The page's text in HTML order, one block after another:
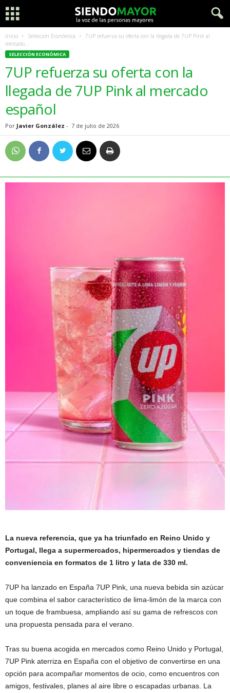
Inicio Selección Económica
7UP refuerza su oferta con la llegada de 7UP Pink al
mercado...
SELECCIÓN ECONÓMICA
7UP refuerza su oferta con la
llegada de 7UP Pink al mercado
español
Por Javier González - 7 de julio de 2026
La nueva referencia, que ya ha triunfado en Reino Unido y
Portugal, llega a supermercados, hipermercados y tiendas de
conveniencia en formatos de 1 litro y lata de 330 ml.
7UP ha lanzado en España 7UP Pink, una nueva bebida sin azúcar
que combina el sabor característico de lima-limón de la marca con
un toque de frambuesa, ampliando así su gama de refrescos con
una propuesta pensada para el verano.
Tras su buena acogida en mercados como Reino Unido y Portugal,
7UP Pink aterriza en España con el objetivo de convertirse en una
opción para acompañar momentos de ocio, como encuentros con
amigos, festivales, planes al aire libre o escapadas urbanas. La